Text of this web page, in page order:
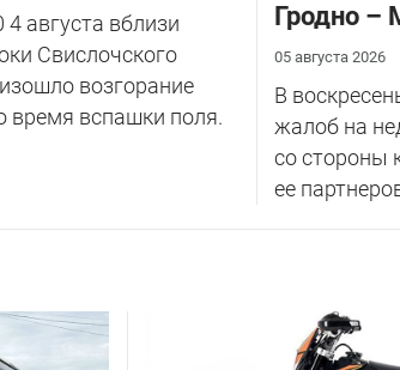
4 августа вблизи
Свислочского
возгорание
время вспашки поля.
Гродно –
05 августа 2026
В
жалоб на
со стороны
ее